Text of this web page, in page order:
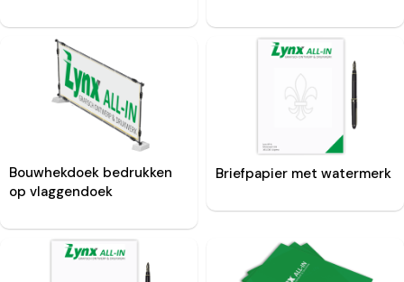
Bouwhekdoek bedrukken
op vlaggendoek
Briefpapier met watermerk